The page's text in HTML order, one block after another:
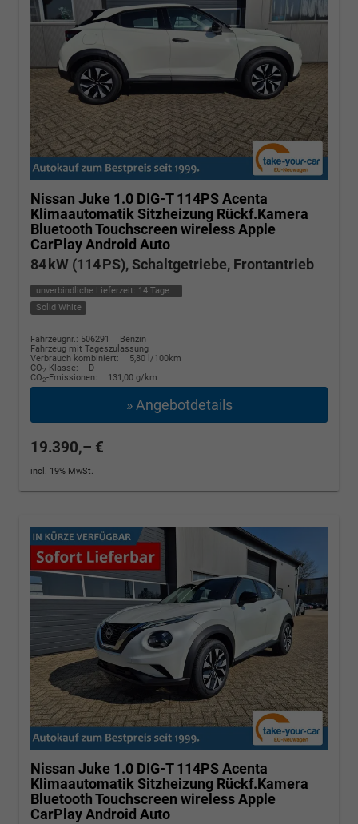
Nissan Juke 1.0 DIG-T 114PS Acenta
Klimaautomatik Sitzheizung Rückf.Kamera
Bluetooth Touchscreen wireless Apple
CarPlay Android Auto
84 kW (114 PS), Schaltgetriebe, Frontantrieb
unverbindliche Lieferzeit: 14 Tage
Solid White
Fahrzeugnr.: 506291
Benzin
Fahrzeug mit Tageszulassung
Verbrauch kombiniert:
5,80 l/100km
CO2-Klasse:
D
CO2-Emissionen: 131,00 g/km
» Angebotdetails
19.390,– €
incl. 19% MwSt.
Nissan Juke 1.0 DIG-T 114PS Acenta
Klimaautomatik Sitzheizung Rückf.Kamera
Bluetooth Touchscreen wireless Apple
CarPlay Android Auto